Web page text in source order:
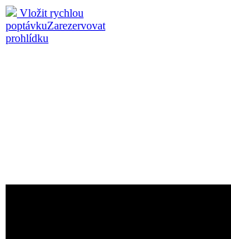
Vložit rychlou
poptávkuZarezervovat
prohlídku